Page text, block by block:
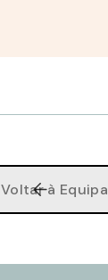
Voltar à Equipa